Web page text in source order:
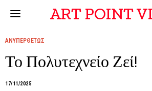
ART POINT
ΑΝΥΠΕΡΘΕΤΩΣ
Το Πολυτεχνείο Ζεί!
17/11/2025